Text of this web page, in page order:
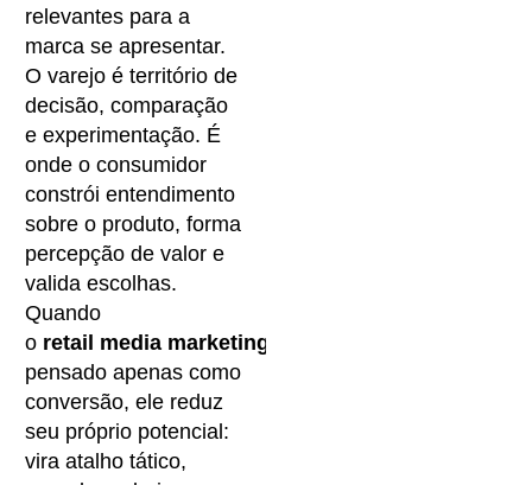
relevantes para a
marca se apresentar.
O varejo é território de
decisão, comparação
e experimentação. É
onde o consumidor
constrói entendimento
sobre o produto, forma
percepção de valor e
valida escolhas.
Quando
o retail media marketing
pensado apenas como
conversão, ele reduz
seu próprio potencial:
vira atalho tático,